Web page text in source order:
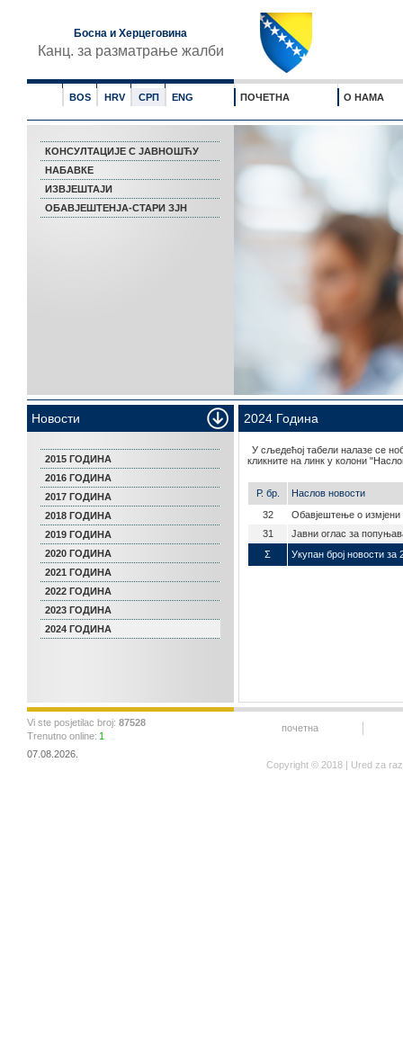
Босна и Херцеговина
Канц. за разматрање жалби
BOS HRV СРП ENG ПОЧЕТНА О НАМА
КОНСУЛТАЦИЈЕ С ЈАВНОШЋУ
НАБАВКЕ
ИЗВЈЕШТАЈИ
ОБАВЈЕШТЕНЈА-СТАРИ ЗЈН
Новости
2015 ГОДИНА
2016 ГОДИНА
2017 ГОДИНА
2018 ГОДИНА
2019 ГОДИНА
2020 ГОДИНА
2021 ГОДИНА
2022 ГОДИНА
2023 ГОДИНА
2024 ГОДИНА
2024 Година
У сљедећој табели налазе се
кликните на линк у колони
Р. бр.
Наслов новости
32
Обавjештење о измjени
31
Јавни оглас за
Σ
Укупан број новости за
Vi ste posjetilac broj: 87528
Trenutno online: 1
07.08.2026.
почетна
Copyright © 2018 | Ured za